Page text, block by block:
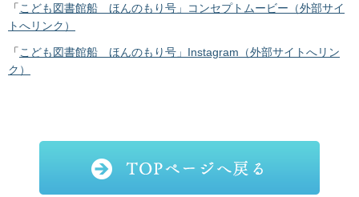
「 こども図書館船 ほんのもり号」コンセプトムービー（外部サイ
トへリンク）
「 こども図書館船 ほんのもり号」Instagram（外部サイトへリン
ク）